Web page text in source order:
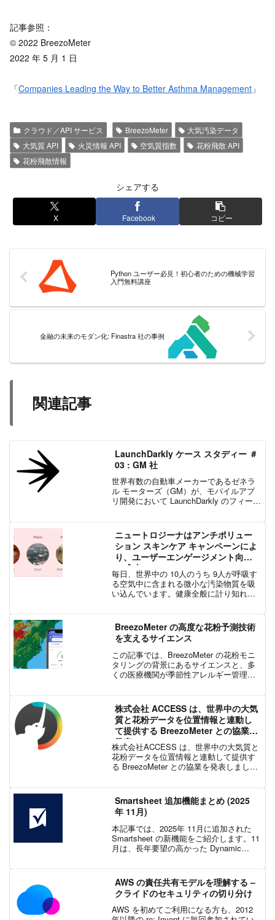
記事参照：
© 2022 BreezoMeter
2022 年 5 月 1 日
「Companies Leading the Way to Better Asthma Management 」
クラウド／API サービス BreezoMeter
大気汚染データ
大気質 API
火災情報 API 空気質指数
花粉飛散 API
花粉飛散情報
シェアする
X Facebook コピー
Python ユーザー必見！初心者のための機械学習
入門無料講座
金融の未来のモダン化: Finastra 社の事例
関連記事
LaunchDarkly ケース スタディー ＃
03 : GM 社
世界有数の自動車メーカーであるゼネラ
ル モーターズ（GM）が、モバイルアプ
リ開発において LaunchDarkly のフィーチ
ニュートロジーナはアンチポリュー
ション スキンケア キャンペーンによ
り、ユーザーエンゲージメント向上
に成功
毎日、世界中の 10人のうち 9人が呼吸す
る空気中に含まれる微小な汚染物質を吸
い込んでいます。健康全般に計り知れな
で最も大きな器官である皮膚にも影響を
与えます。学術研究...
BreezoMeter の高度な花粉予測技術
を支えるサイエンス
この記事では、BreezoMeter の花粉モニ
タリングの背景にあるサイエンスと、多
くの医療機関が季節性アレルギー管理ソ
ます。季節性アレルギーにかかる高額...
株式会社 ACCESS は、世界中の大気
質と花粉データを位置情報と連動し
て提供する BreezoMeter との協業を
発表
株式会社ACCESS は、世界中の大気質と
花粉データを位置情報と連動して提供す
る BreezoMeter との協業を発表しまし
ビスを ACCESS の車載向け...
Smartsheet 追加機能まとめ (2025
年 11月)
本記事では、2025年 11月に追加された
Smartsheet の新機能をご紹介します。11
月は、長年要望の高かった Dynamic
数シート間でドロッ...
AWS の責任共有モデルを理解する –
クライドのセキュリティの切り分け
AWS を初めてご利用になる方も、2012